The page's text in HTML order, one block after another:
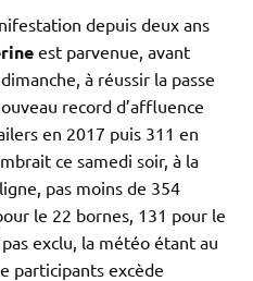
depuis deux ans
est parvenue, avant
à réussir la passe
record d’affluence
en 2017 puis 311 en
ce samedi soir, à la
pas moins de 354
le 22 bornes, 131 pour le
exclu, la météo étant au
participants excède